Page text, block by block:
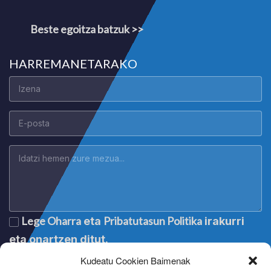
Kudeatu Cookien Baimenak
Beste egoitza batzuk >>
HARREMANETARAKO
Lege Oharra eta Pribatutasun Politika irakurri
eta onartzen ditut.